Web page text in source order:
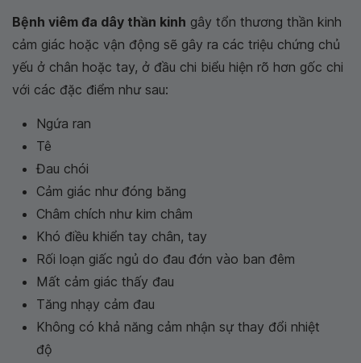
Bệnh viêm đa dây thần kinh gây tổn thương thần kinh
cảm giác hoặc vận động sẽ gây ra các triệu chứng chủ
yếu ở chân hoặc tay, ở đầu chi biểu hiện rõ hơn gốc chi
với các đặc điểm như sau:
Ngứa ran
Tê
Đau chói
Cảm giác như đóng băng
Châm chích như kim châm
Khó điều khiển tay chân, tay
Rối loạn giấc ngủ do đau đớn vào ban đêm
Mất cảm giác thấy đau
Tăng nhạy cảm đau
Không có khả năng cảm nhận sự thay đổi nhiệt
độ